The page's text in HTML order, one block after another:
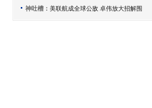
神吐槽： 美联航成全球公敌 卓伟放大招解围